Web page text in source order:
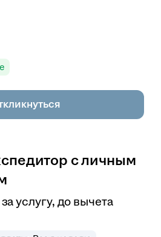
с личным
за услугу, до вычета